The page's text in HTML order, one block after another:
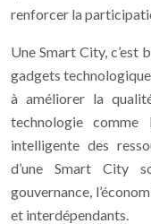
renforcer la
Une Smart City, c’est
gadgets
à améliorer la
technologie
intelligente des
d’une Smart City
gouvernance,
et interdépendants.